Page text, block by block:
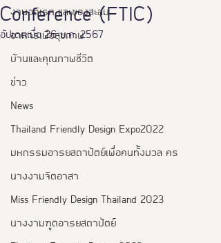
งานอดิเรก และของสะสม
อาหารเพือสุขภาพ
บ้านและคุณภาพชีวิต
ข่าว
News
Thailand Friendly Design Expo2022
มหกรรมอารยสถาปัตย์เพื่อคนทั้งมวล คร
นางงามจิตอาสา
Miss Friendly Design Thailand 2023
นางงามฑูตอารยสถาปัตย์
Conference (FTIC)
อัปเดตเมื่อ26 ม.ค. 2567